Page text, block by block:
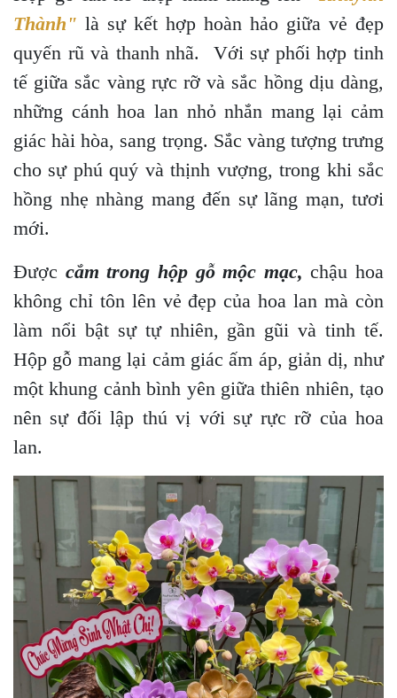
Thành" là sự kết hợp hoàn hảo giữa vẻ đẹp
quyến rũ và thanh nhã. Với sự phối hợp tinh
tế giữa sắc vàng rực rỡ và sắc hồng dịu dàng,
những cánh hoa lan nhỏ nhắn mang lại cảm
giác hài hòa, sang trọng. Sắc vàng tượng trưng
cho sự phú quý và thịnh vượng, trong khi sắc
hồng nhẹ nhàng mang đến sự lãng mạn, tươi
mới.
Được cắm trong hộp gỗ mộc mạc, chậu hoa
không chỉ tôn lên vẻ đẹp của hoa lan mà còn
làm nổi bật sự tự nhiên, gần gũi và tinh tế.
Hộp gỗ mang lại cảm giác ấm áp, giản dị, như
một khung cảnh bình yên giữa thiên nhiên, tạo
nên sự đối lập thú vị với sự rực rỡ của hoa
lan.